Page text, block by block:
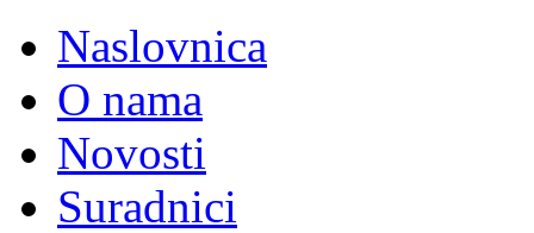
Naslovnica
O nama
Novosti
Suradnici